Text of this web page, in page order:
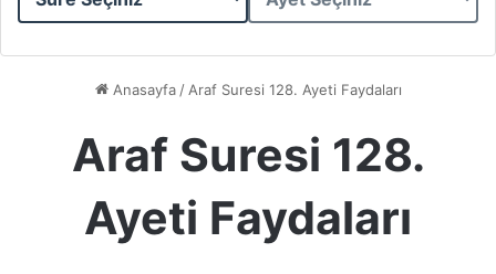
Sure
Ayet
Anasayfa / Araf Suresi 128. Ayeti Faydaları
Araf Suresi 128.
Ayeti Faydaları